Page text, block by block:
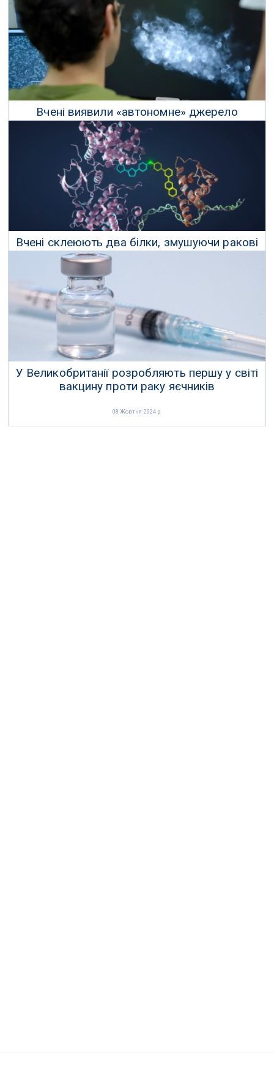
Вчені виявили «автономне» джерело
живлення раку та способи його припинення
13 Лютого 2025 р.
Вчені склеюють два білки, змушуючи ракові
клітини самознищуватись
У Великобританії розробляють першу у світі
вакцину проти раку яєчників
08 Жовтня 2024 р.